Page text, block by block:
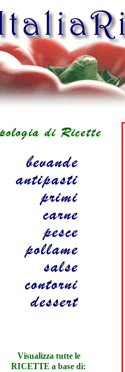
Visualizza tutte le
RICETTE a base di: